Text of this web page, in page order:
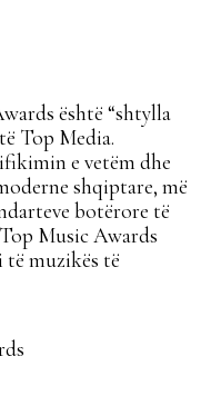
është “shtylla
Top Media.
e vetëm dhe
shqiptare, më
botërore të
Music Awards
muzikës të